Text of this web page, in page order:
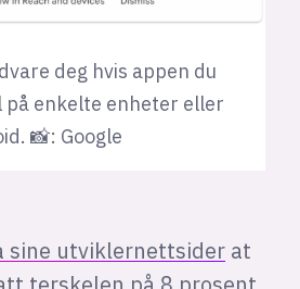
deg hvis appen du
på enkelte enheter eller
📸: Google
sine utviklernettsiderat